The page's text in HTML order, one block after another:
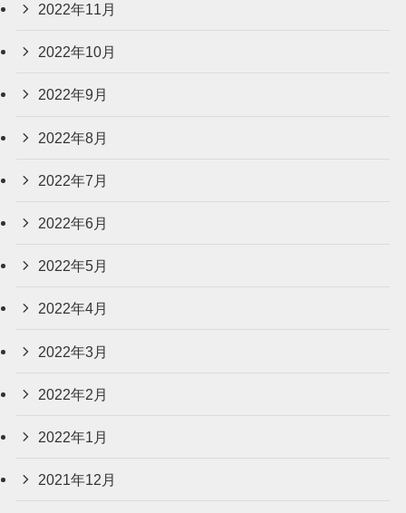
2022年11月
2022年10月
2022年9月
2022年8月
2022年7月
2022年6月
2022年5月
2022年4月
2022年3月
2022年2月
2022年1月
2021年12月